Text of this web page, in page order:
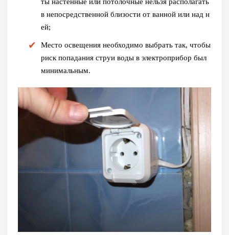
в непосредственной близости от ванной или над н
ей;
Место освещения необходимо выбрать так, чтобы
риск попадания струи воды в электроприбор был
минимальным.